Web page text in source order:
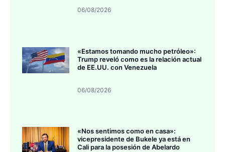
06/08/2026
«Estamos tomando mucho petróleo»:
Trump reveló como es la relación actual
de EE.UU. con Venezuela
06/08/2026
«Nos sentimos como en casa»:
vicepresidente de Bukele ya está en
Cali para la posesión de Abelardo